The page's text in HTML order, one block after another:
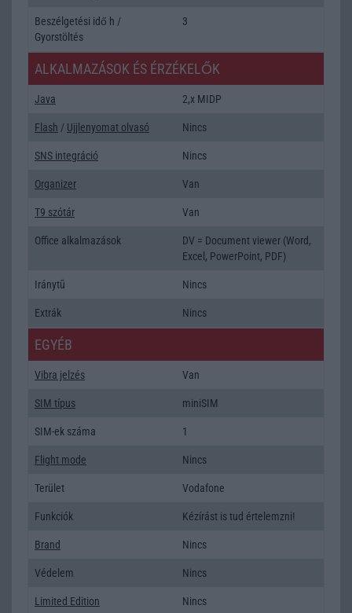
Beszélgetési idő h /
Gyorstöltés
3
ALKALMAZÁSOK ÉS ÉRZÉKELŐK
Java 2,x MIDP
Flash / Ujjlenyomat olvasó Nincs
SNS integráció Nincs
Organizer Van
T9 szótár Van
Office alkalmazások
DV = Document viewer (Word,
Excel, PowerPoint, PDF)
Iránytũ Nincs
Extrák Nincs
EGYÉB
Vibra jelzés Van
SIM típus miniSIM
SIM-ek száma 1
Flight mode Nincs
Terület Vodafone
Funkciók Kézírást is tud értelemzni!
Brand Nincs
Védelem Nincs
Limited Edition Nincs